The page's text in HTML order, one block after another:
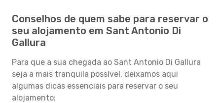
Conselhos de quem sabe para reservar o
seu alojamento em Sant Antonio Di
Gallura
Para que a sua chegada ao Sant Antonio Di Gallura
seja a mais tranquila possível, deixamos aqui
algumas dicas essenciais para reservar o seu
alojamento: